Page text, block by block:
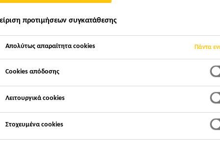
εταιρεία χημικών και η εμπιστοσύνη είναι η
η Sika επικεντρώνεται στην ποιότητα των
τη βιομηχανία με τις καινοτομίες
προτιμήσεων συγκατάθεσης
Απολύτως απαραίτητα cookies Πάντα
Cookies απόδοσης
Λειτουργικά cookies
Στοχευμένα cookies